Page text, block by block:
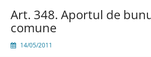
Art. 348. Aportul de
comune
14/05/2011